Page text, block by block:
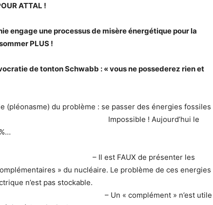
ATTAL !
engage une processus de misère énergétique pour la
PLUS !
de tonton Schwabb : « vous ne possederez rien et
(pléonasme) du problème : se passer des énergies fossiles
Impossible ! Aujourd’hui le
: – Il est FAUX de présenter les
» du nucléaire. Le problème de ces energies
n’est pas stockable.
» n’est utile